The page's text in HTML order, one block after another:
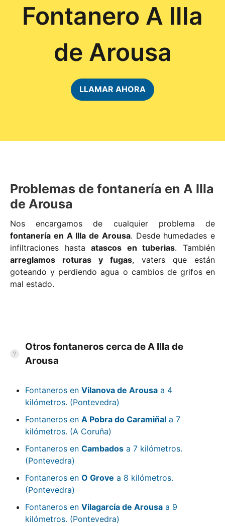
Fontanero A Illa
de Arousa
LLAMAR AHORA
Problemas de fontanería en A Illa
de Arousa
Nos encargamos de cualquier problema de
fontanería en A Illa de Arousa. Desde humedades e
infiltraciones hastaatascos en tuberias. También
arreglamos roturas y fugas, vaters que están
goteando y perdiendo agua o cambios de grifos en
mal estado.
Otros fontaneros cerca de A Illa de
Arousa
Fontaneros en Vilanova de Arousa a 4
kilómetros. (Pontevedra)
Fontaneros en A Pobra do Caramiñal a 7
kilómetros. (A Coruña)
Fontaneros en Cambados a 7 kilómetros.
(Pontevedra)
Fontaneros en O Grove a 8 kilómetros.
(Pontevedra)
Fontaneros en Vilagarcía de Arousa a 9
kilómetros. (Pontevedra)